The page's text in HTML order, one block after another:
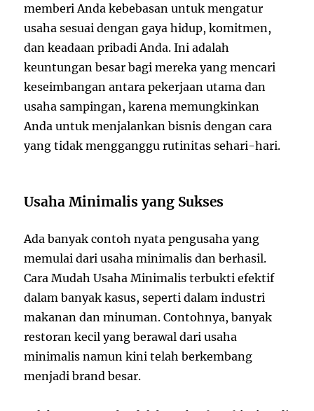
memberi Anda kebebasan untuk mengatur
usaha sesuai dengan gaya hidup, komitmen,
dan keadaan pribadi Anda. Ini adalah
keuntungan besar bagi mereka yang mencari
keseimbangan antara pekerjaan utama dan
usaha sampingan, karena memungkinkan
Anda untuk menjalankan bisnis dengan cara
yang tidak mengganggu rutinitas sehari-hari.
Usaha Minimalis yang Sukses
Ada banyak contoh nyata pengusaha yang
memulai dari usaha minimalis dan berhasil.
Cara Mudah Usaha Minimalis terbukti efektif
dalam banyak kasus, seperti dalam industri
makanan dan minuman. Contohnya, banyak
restoran kecil yang berawal dari usaha
minimalis namun kini telah berkembang
menjadi brand besar.